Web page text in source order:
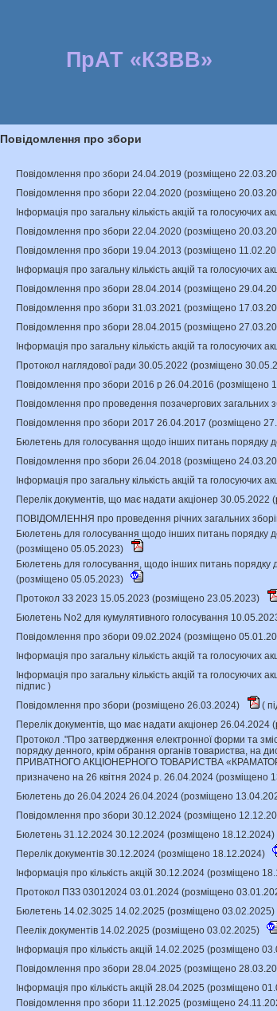
ПрАТ «КЗВВ»
Повідомлення про збори
Повідомлення про збори 24.04.2019 (розміщено
Повідомлення про збори 22.04.2020 (розміщено
Інформація про загальну кількість акцій та голосуючих
Повідомлення про збори 22.04.2020 (розміщено
Повідомлення про збори 19.04.2013 (розміщено
Інформація про загальну кількість акцій та голосуючих
Повідомлення про збори 28.04.2014 (розміщено
Повідомлення про збори 31.03.2021 (розміщено
Повідомлення про збори 28.04.2015 (розміщено
Інформація про загальну кількість акцій та голосуючих
Протокол наглядової ради 30.05.2022 (розміщено
Повідомлення про збори 2016 р 26.04.2016 (розміщено
Повідомлення про проведення позачергових загальних
Повідомлення про збори 2017 26.04.2017 (розміщено
Бюлетень для голосування щодо інших питань порядку
Повідомлення про збори 26.04.2018 (розміщено
Інформація про загальну кількість акцій та голосуючих
Перелік документів, що має надати акціонер
ПОВІДОМЛЕННЯ про проведення річних загальних
Бюлетень для голосування щодо інших питань порядку
(розміщено 05.05.2023)
Бюлетень для голосування, щодо інших питань порядку
(розміщено 05.05.2023)
Протокол ЗЗ 2023 15.05.2023 (розміщено 23.05.2023)
Бюлетень No2 для кумулятивного голосування
Повідомлення про збори 09.02.2024 (розміщено
Інформація про загальну кількість акцій та голосуючих
Інформація про загальну кількість акцій та голосуючих
підпис )
Повідомлення про збори (розміщено 26.03.2024)
(
Перелік документів, що має надати акціонер
Протокол ."Про затвердження електронної форми та
порядку денного, крім обрання органів товариства, на
ПРИВАТНОГО АКЦІОНЕРНОГО ТОВАРИСТВА
призначено на 26 квітня 2024 р. 26.04.2024 (розміщено
Бюлетень до 26.04.2024 26.04.2024 (розміщено
Повідомлення про збори 30.12.2024 (розміщено
Бюлетень 31.12.2024 30.12.2024 (розміщено 18.12.2024)
Перелік документів 30.12.2024 (розміщено 18.12.2024)
Інформація про кількість акцій 30.12.2024 (розміщено
Протокол ПЗЗ 03012024 03.01.2024 (розміщено
Бюлетень 14.02.3025 14.02.2025 (розміщено 03.02.2025)
Пеелік документів 14.02.2025 (розміщено 03.02.2025)
Інформація про кількість акцій 14.02.2025 (розміщено
Повідомлення про збори 28.04.2025 (розміщено
Інформація про кількість акцій 28.04.2025 (розміщено
Повідомлення про збори 11.12.2025 (розміщено